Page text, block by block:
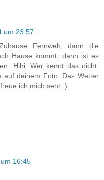
um 23:57
Fernweh, dann die
Hause kommt, dann ist es
Hihi. Wer kennt das nicht.
deinem Foto. Das Wetter
ich mich sehr :)
16:45